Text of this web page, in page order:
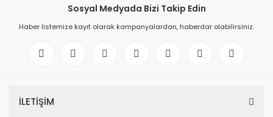
Sosyal Medyada Bizi Takip Edin
Haber listemize kayıt olarak kampanyalardan, haberdar olabilirsiniz.
İLETİŞİM